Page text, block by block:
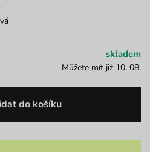
skladem
Můžete mít již 10. 08.
do košíku